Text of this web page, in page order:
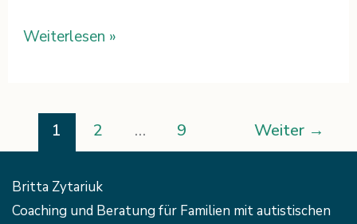
Weiterlesen »
1 2 … 9 Weiter →
Britta Zytariuk
Coaching und Beratung für Familien mit autistischen